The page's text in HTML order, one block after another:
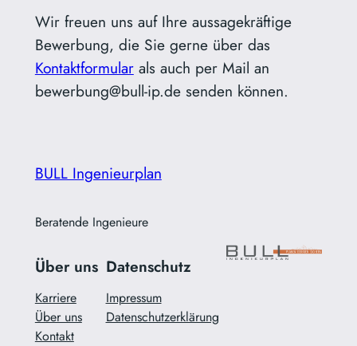
Wir freuen uns auf Ihre aussagekräftige
Bewerbung, die Sie gerne über das
Kontaktformularals auch per Mail an
bewerbung@bull-ip.de senden können.
BULL Ingenieurplan
Beratende Ingenieure
Über uns
Karriere
Über uns
Kontakt
Datenschutz
Impressum
Datenschutzerklärung